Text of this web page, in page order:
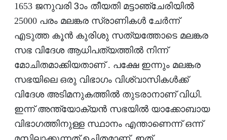
1653 ജനുവരി 3ാം തീയതി മട്ടാഞ്ചേരിയില്‍
25000 പരം മലങ്കര സ്രാണികള്‍ ചേര്‍ന്ന്
എടുത്ത കൂന്‍ കുരിശു സത്യത്തോടെ മലങ്കര
സഭ വിദേശ ആധിപത്യത്തില്‍ നിന്ന്
മോചിതമാക്കിയതാണ് . പക്ഷേ ഇന്നും മലങ്കര
സഭയിലെ ഒരു വിഭാഗം വിശ്വാസികള്‍ക്ക്
വിദേശ അടിമനുകത്തില്‍ തുടരാനാണ് വിധി.
ഇന്ന് അന്ത്യോക്യന്‍ സഭയില്‍ യാക്കോബായ
വിഭാഗത്തിനുള്ള സ്ഥാനം എന്താണെന്ന് ഒന്ന്